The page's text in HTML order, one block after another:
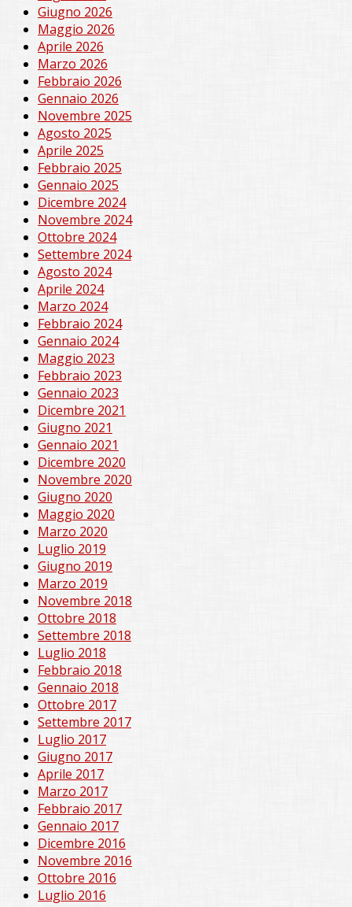
Giugno 2026
Maggio 2026
Aprile 2026
Marzo 2026
Febbraio 2026
Gennaio 2026
Novembre 2025
Agosto 2025
Aprile 2025
Febbraio 2025
Gennaio 2025
Dicembre 2024
Novembre 2024
Ottobre 2024
Settembre 2024
Agosto 2024
Aprile 2024
Marzo 2024
Febbraio 2024
Gennaio 2024
Maggio 2023
Febbraio 2023
Gennaio 2023
Dicembre 2021
Giugno 2021
Gennaio 2021
Dicembre 2020
Novembre 2020
Giugno 2020
Maggio 2020
Marzo 2020
Luglio 2019
Giugno 2019
Marzo 2019
Novembre 2018
Ottobre 2018
Settembre 2018
Luglio 2018
Febbraio 2018
Gennaio 2018
Ottobre 2017
Settembre 2017
Luglio 2017
Giugno 2017
Aprile 2017
Marzo 2017
Febbraio 2017
Gennaio 2017
Dicembre 2016
Novembre 2016
Ottobre 2016
Luglio 2016